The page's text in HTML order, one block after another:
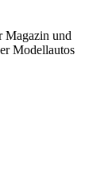
Magazin und
Modellautos